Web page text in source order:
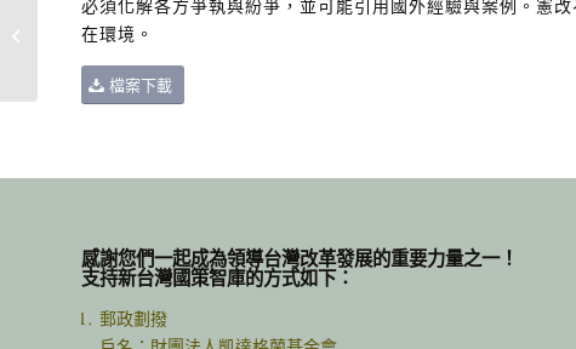
必須化解各方爭執與紛爭，並可能引用國外經驗與案例。憲
在環境。
檔案下載
感謝您們一起成為領導台灣改革發展的重要力量之一！
支持新台灣國策智庫的方式如下：
郵政劃撥
2020年7月號